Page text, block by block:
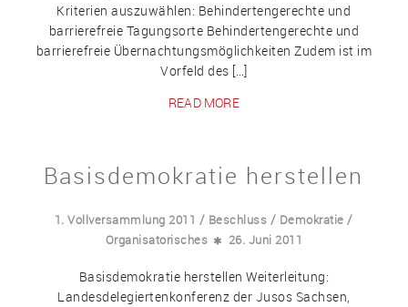
Kriterien auszuwählen: Behindertengerechte und
barrierefreie Tagungsorte Behindertengerechte und
barrierefreie Übernachtungsmöglichkeiten Zudem ist im
Vorfeld des […]
READ MORE
Basisdemokratie herstellen
1. Vollversammlung 2011 / Beschluss / Demokratie /
Organisatorisches 26. Juni 2011
Basisdemokratie herstellen Weiterleitung:
Landesdelegiertenkonferenz der Jusos Sachsen,